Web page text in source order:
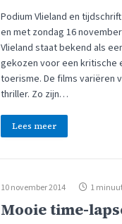
Podium Vlieland en
en met zondag 16
Vlieland staat bekend als
gekozen voor een kritische
toerisme. De films variëren
thriller. Zo zijn…
Lees meer
10 november 2014 1
Mooie time-